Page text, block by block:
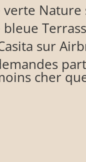
verte
sur
cher